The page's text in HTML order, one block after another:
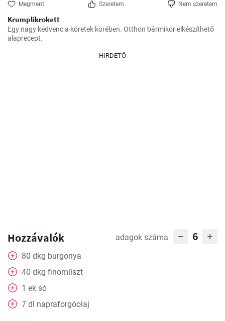
Megment Szeretem Nem szeretem
Krumplikrokett
Egy nagy kedvenc a köretek körében. Otthon bármikor elkészíthető
alaprecept.
HIRDETŐ
Hozzávalók adagok száma 6
80 dkg burgonya
40 dkg finomliszt
1 ek só
7 dl napraforgóolaj